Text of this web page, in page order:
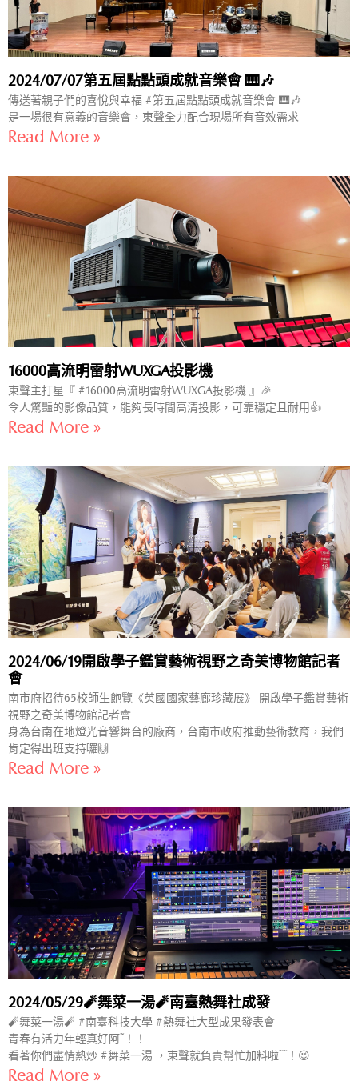
2024/07/07第五屆點點頭成就音樂會 🎹🎶
傳送著親子們的喜悅與幸福 #第五屆點點頭成就音樂會 🎹🎶
是一場很有意義的音樂會，東聲全力配合現場所有音效需求
Read More »
16000高流明雷射WUXGA投影機
東聲主打星『 #16000高流明雷射WUXGA投影機 』🎉
令人驚豔的影像品質，能夠長時間高清投影，可靠穩定且耐用👍
Read More »
2024/06/19開啟學子鑑賞藝術視野之奇美博物館記者
會
南市府招待65校師生飽覽《英國國家藝廊珍藏展》 開啟學子鑑賞藝術
視野之奇美博物館記者會
身為台南在地燈光音響舞台的廠商，台南市政府推動藝術教育，我們
肯定得出班支持囉🙌
Read More »
2024/05/29🧨舞菜一湯🧨南臺熱舞社成發
🧨舞菜一湯🧨 #南臺科技大學 #熱舞社大型成果發表會
青春有活力年輕真好阿~！！
看著你們盡情熱炒 #舞菜一湯 ，東聲就負責幫忙加料啦~~！😉
Read More »